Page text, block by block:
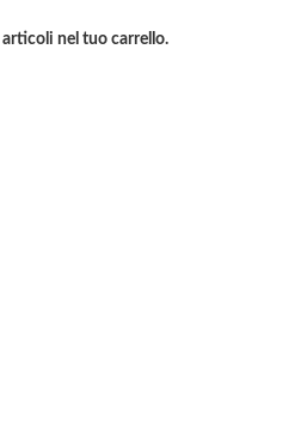
nel tuo carrello.